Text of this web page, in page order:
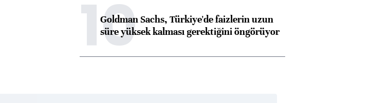
10
Goldman Sachs, Türkiye'de faizlerin uzun
süre yüksek kalması gerektiğini öngörüyor